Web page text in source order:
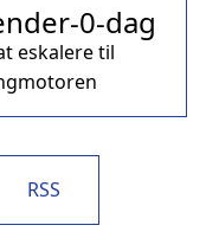
eskalere til
RSS